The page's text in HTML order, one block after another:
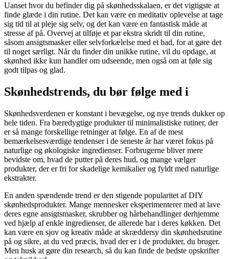
Uanset hvor du befinder dig på skønhedsskalaen, er det vigtigste at
finde glæde i din rutine. Det kan være en meditativ oplevelse at tage
sig tid til at pleje sig selv, og det kan være en fantastisk måde at
stresse af på. Overvej at tilføje et par ekstra skridt til din rutine,
såsom ansigtsmasker eller selvforkælelse med et bad, for at gøre det
til noget særligt. Når du finder din unikke rutine, vil du opdage, at
skønhed ikke kun handler om udseende, men også om at føle sig
godt tilpas og glad.
Skønhedstrends, du bør følge med i
Skønhedsverdenen er konstant i bevægelse, og nye trends dukker op
hele tiden. Fra bæredygtige produkter til minimalistiske rutiner, der
er så mange forskellige retninger at følge. En af de mest
bemærkelsesværdige tendenser i de seneste år har været fokus på
naturlige og økologiske ingredienser. Forbrugerne bliver mere
bevidste om, hvad de putter på deres hud, og mange vælger
produkter, der er fri for skadelige kemikalier og fyldt med naturlige
ekstrakter.
En anden spændende trend er den stigende popularitet af DIY
skønhedsprodukter. Mange mennesker eksperimenterer med at lave
deres egne ansigtsmasker, skrubber og hårbehandlinger derhjemme
ved hjælp af enkle ingredienser, de allerede har i deres køkken. Det
kan være en sjov og kreativ måde at skræddersy din skønhedsrutine
på og sikre, at du ved præcis, hvad der er i de produkter, du bruger.
Men husk at gøre din research, så du kan finde de bedste opskrifter